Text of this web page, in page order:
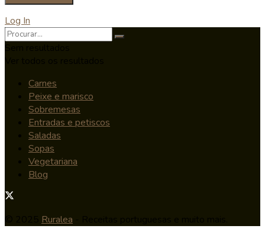
Log In
Carnes
Peixe e marisco
Sobremesas
Entradas e petiscos
Saladas
Sopas
Vegetariana
Blog
Ruralea